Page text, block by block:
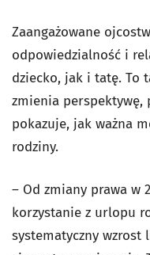
Zaangażowane
odpowiedzialność i
dziecko, jak i tatę. To
zmienia
pokazuje, jak ważna
rodziny.
– Od zmiany prawa w
korzystanie z urlopu
systematyczny wzrost